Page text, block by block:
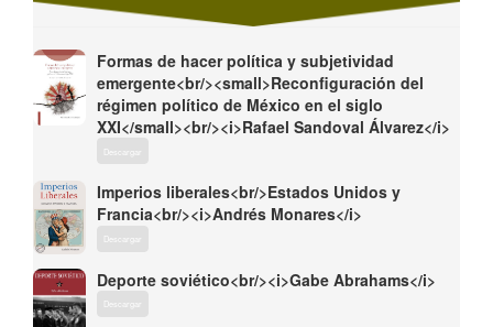
Formas de hacer política y subjetividad
emergente<br/><small>Reconfiguración del
régimen político de México en el siglo
XXI</small><br/><i>Rafael Sandoval Álvarez</i>
Descargar
Imperios liberales<br/>Estados Unidos y
Francia<br/><i>Andrés Monares</i>
Descargar
Deporte soviético<br/><i>Gabe Abrahams</i>
Descargar